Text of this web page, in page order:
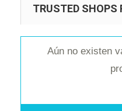
TRUSTED SHOPS
Aún no existen